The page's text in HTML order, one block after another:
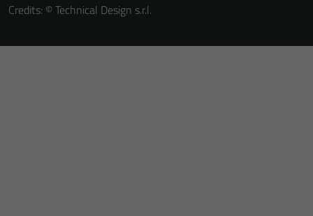
Credits: ©Technical Design s.r.l.